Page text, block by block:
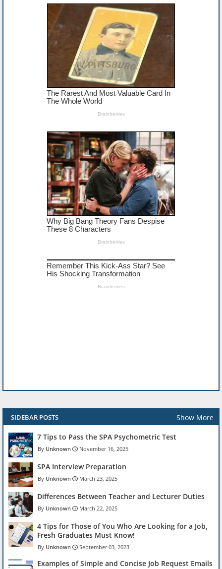
SIDEBAR POSTS Show More
7 Tips to Pass the SPA Psychometric Test
Unknown November 16, 2025
SPA Interview Preparation
Unknown March 23, 2025
Differences Between Teacher and Lecturer Duties
Unknown March 22, 2025
4 Tips for Those of You Who Are Looking for a Job,
Fresh Graduates Must Know!
Unknown September 03, 2023
Examples of Simple and Concise Job Request Emails